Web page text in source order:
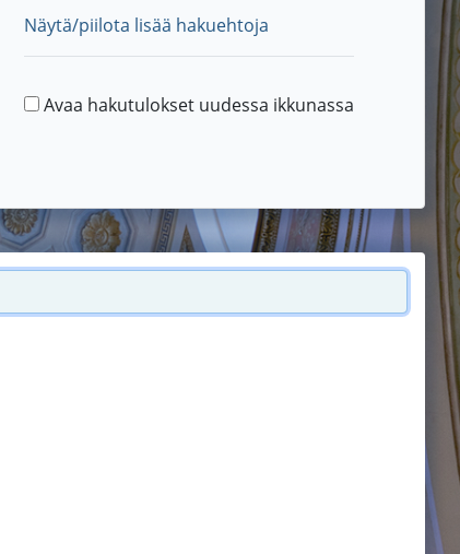
Näytä/piilota lisää hakuehtoja
Avaa hakutulokset uudessa ikkunassa